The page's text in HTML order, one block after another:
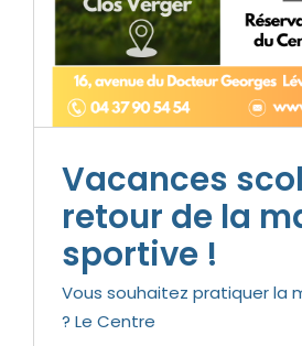
Vacances
retour de la
sportive !
Vous souhaitez pratiquer la
? Le Centre